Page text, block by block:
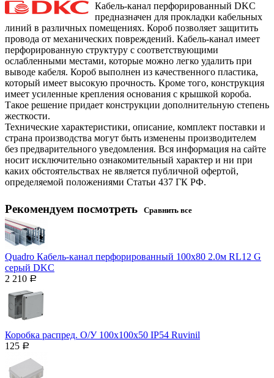
Кабель-канал перфорированный DKC
предназначен для прокладки кабельных
линий в различных помещениях. Короб позволяет защитить
провода от механических повреждений. Кабель-канал имеет
перфорированную структуру с соответствующими
ослабленными местами, которые можно легко удалить при
выводе кабеля. Короб выполнен из качественного пластика,
который имеет высокую прочность. Кроме того, конструкция
имеет усиленные крепления основания с крышкой короба.
Такое решение придает конструкции дополнительную степень
жесткости.
Технические характеристики, описание, комплект поставки и
страна производства могут быть изменены производителем
без предварительного уведомления. Вся информация на сайте
носит исключительно ознакомительный характер и ни при
каких обстоятельствах не является публичной офертой,
определяемой положениями Статьи 437 ГК РФ.
Рекомендуем посмотреть Сравнить все
Quadro Кабель-канал перфорированный 100x80 2.0м RL12 G
серый DKC
2 210 Р
Коробка распред. О/У 100х100х50 IP54 Ruvinil
125 Р